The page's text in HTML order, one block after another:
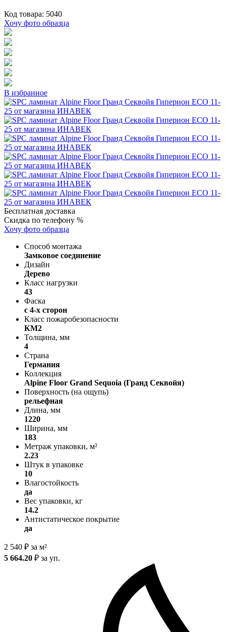
Код товара: 5040
Хочу фото образца
В избранное
Бесплатная доставка
Скидка по телефону %
Хочу фото образца
Способ монтажа
Замковое соединение
Дизайн
Дерево
Класс нагрузки
43
Фаска
с 4-х сторон
Класс пожаробезопасности
КМ2
Толщина, мм
4
Страна
Германия
Коллекция
Alpine Floor Grand Sequoia (Гранд Секвойя)
Поверхность (на ощупь)
рельефная
Длина, мм
1220
Ширина, мм
183
Метраж упаковки, м²
2.23
Штук в упаковке
10
Влагостойкость
да
Вес упаковки, кг
14.2
Антистатическое покрытие
да
2 540 ₽ за м²
5 664.20 ₽ за уп.